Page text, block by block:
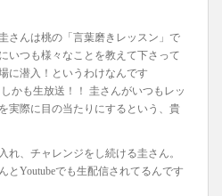
さんは桃の「言葉磨きレッスン」で
いつも様々なことを教えて下さって
に潜入！というわけなんです
かも生放送！！ 圭さんがいつもレッ
実際に目の当たりにするという、貴
れ、チャレンジをし続ける圭さん。
とYoutubeでも生配信されてるんです